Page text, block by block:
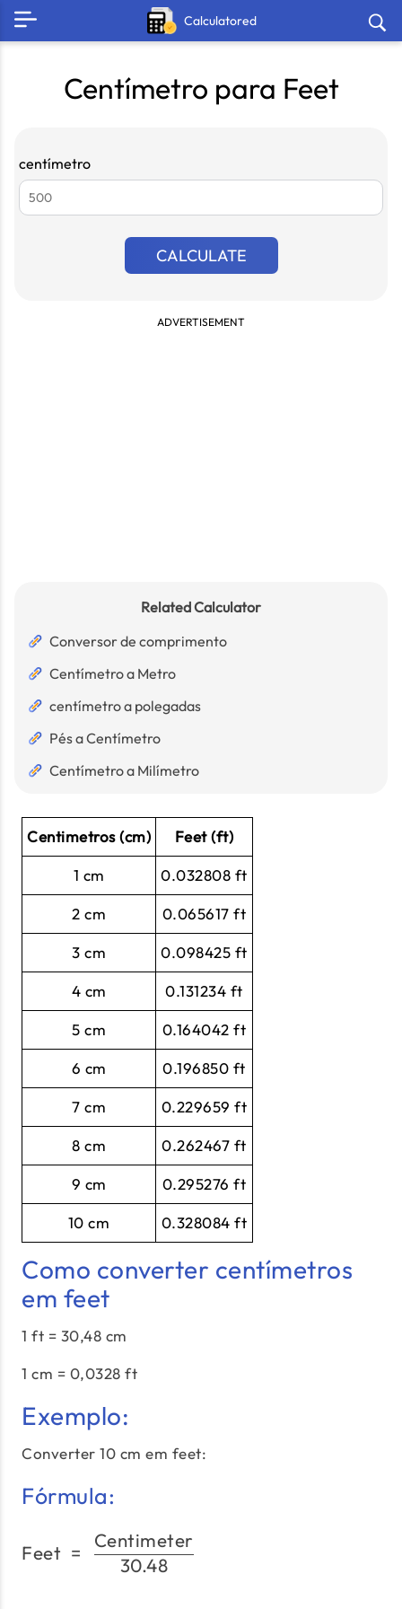
Calculatored
Centímetro para Feet
centímetro
CALCULATE
ADVERTISEMENT
Related Calculator
Conversor de comprimento
Centímetro a Metro
centímetro a polegadas
Pés a Centímetro
Centímetro a Milímetro
Centimetros (cm) Feet (ft)
1 cm 0.032808 ft
2 cm 0.065617 ft
3 cm 0.098425 ft
4 cm 0.131234 ft
5 cm 0.164042 ft
6 cm 0.196850 ft
7 cm 0.229659 ft
8 cm 0.262467 ft
9 cm 0.295276 ft
10 cm 0.328084 ft
Como converter centímetros
em feet
1 ft = 30,48 cm
1 cm = 0,0328 ft
Exemplo:
Converter 10 cm em feet:
Fórmula:
Feet =
30.48
Centimeter